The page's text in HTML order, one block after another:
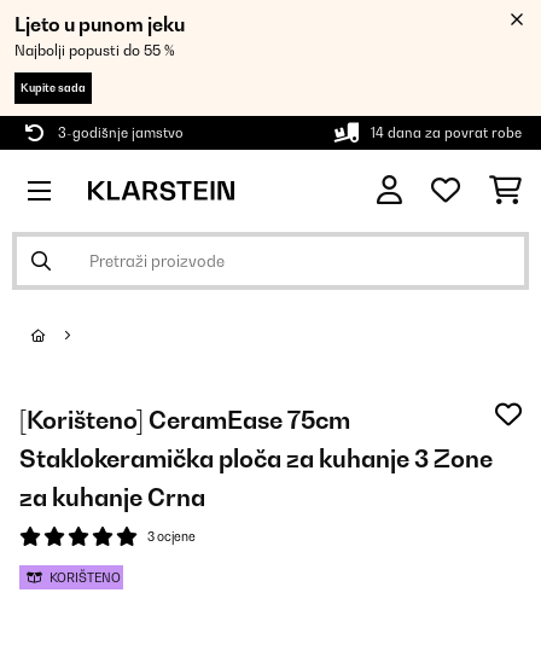
Ljeto u punom jeku
Najbolji popusti do 55 %
Kupite sada
3-godišnje jamstvo 14 dana za povrat robe
[Korišteno] CeramEase 75cm
Staklokeramička ploča za kuhanje 3 Zone
za kuhanje Crna
3 ocjene
KORIŠTENO